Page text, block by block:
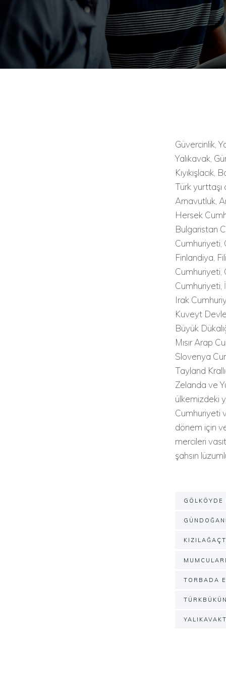
Güvercinlik,
Yalıkavak,
Türk
Arnavutluk,
Hersek
Bulgaristan
Cumhuriyeti,
Finlandiya,
Cumhuriyeti,
Cumhuriyeti,
Irak
Kuveyt
Büyük
Mısır Arap
Slovenya
Tayland
Zelanda ve
ülkemizdeki
Cumhuriyeti
dönem için
mercileri
şahsın
TORBADA